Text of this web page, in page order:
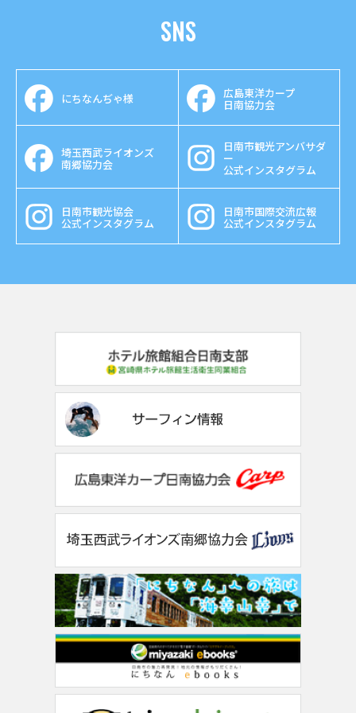
SNS
にちなんぢゃ様 広島東洋カープ
日南協力会
埼玉西武ライオンズ
南郷協力会
日南市観光アンバサダ
ー
公式インスタグラム
日南市観光協会
公式インスタグラム
日南市国際交流広報
公式インスタグラム